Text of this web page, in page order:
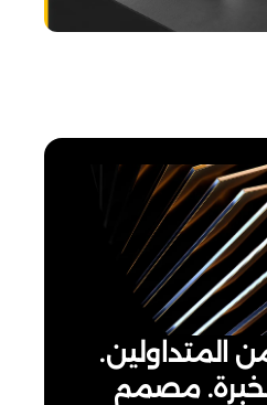
المتداولين.
مصمم